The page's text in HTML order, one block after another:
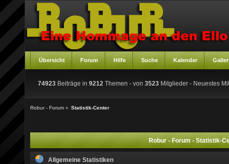
Übersicht Forum Hilfe Suche Kalender
74923 Beiträge in 9212 Themen - von 3523 Mitglieder - Neuestes
Robur - Forum » Statistik-Center
Robur - Forum - Statistik-
Allgemeine Statistiken